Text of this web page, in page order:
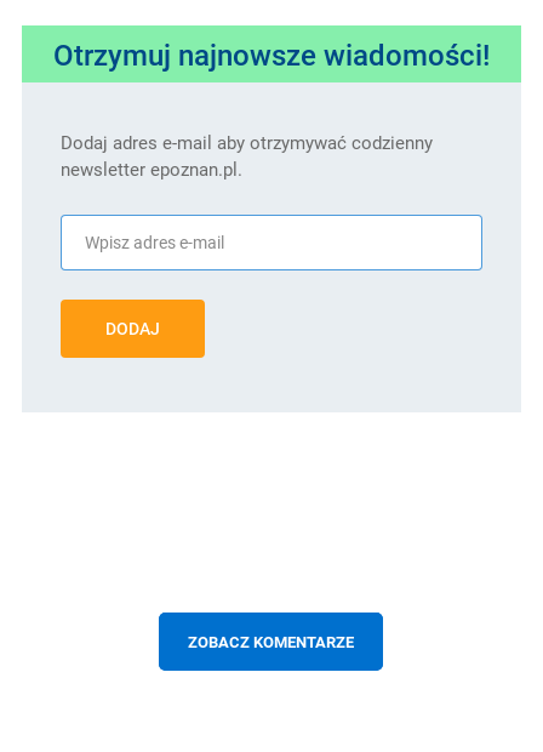
Otrzymuj najnowsze wiadomości!
Dodaj adres e-mail aby otrzymywać codzienny
newsletter epoznan.pl.
DODAJ
ZOBACZ KOMENTARZE